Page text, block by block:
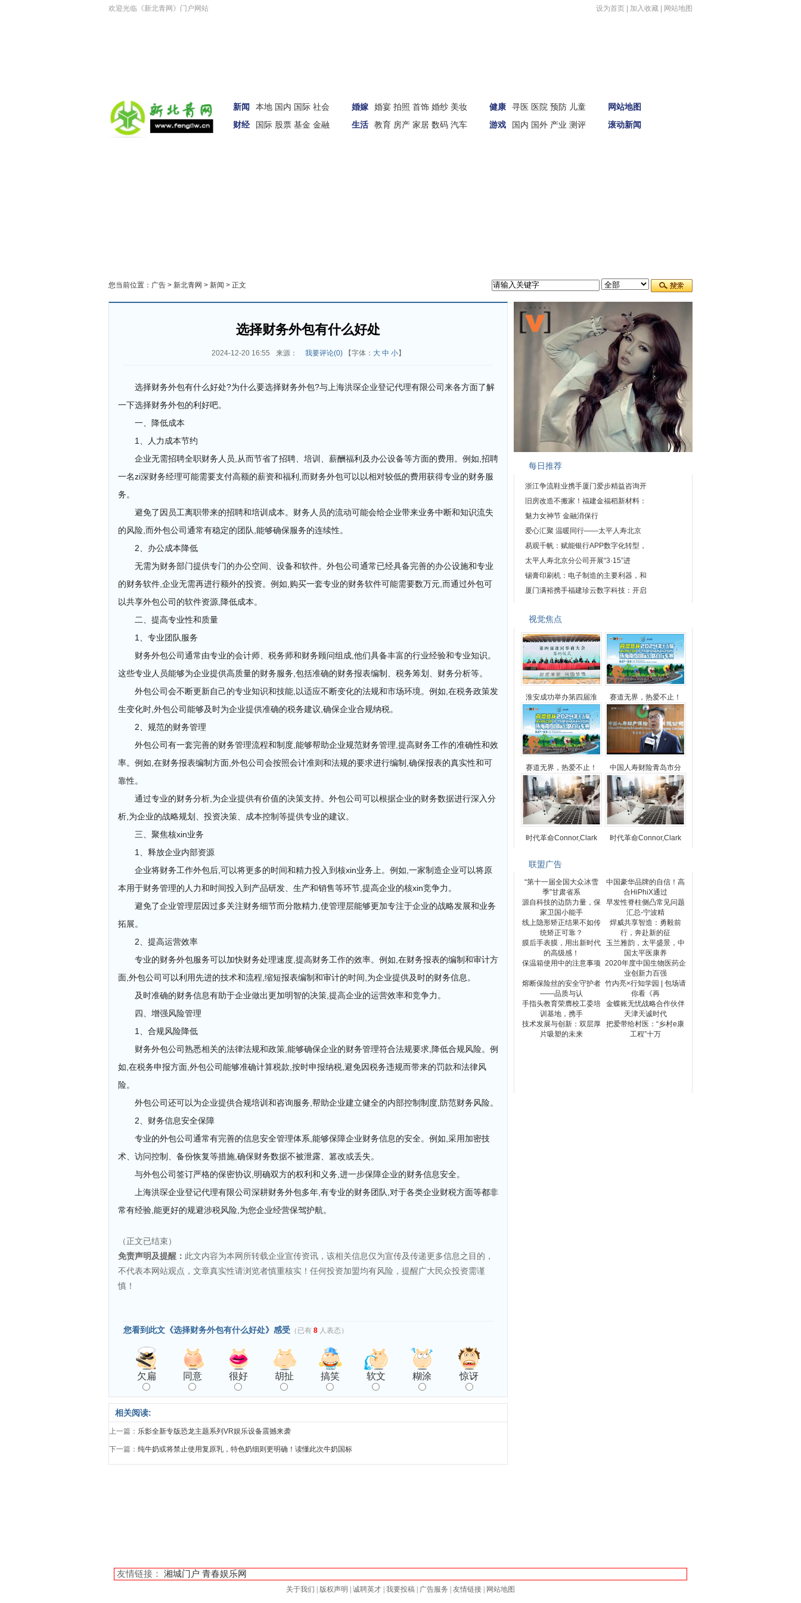
欢迎光临《新北青网》门户网站 设为首页 加入收藏 网站地图
新闻 本地 国内 国际 社会
财经
国际 股票 基金 金融
婚嫁 婚宴 拍照 首饰 婚纱 美妆
生活
教育 房产 家居 数码 汽车
健康 寻医 医院 预防 儿童
游戏
国内 国外 产业 测评
网站地图
滚动新闻
您当前位置： 广告 > 新北青网 > 新闻 > 正文
选择财务外包有什么好处
2024-12-20 16:55 来源： 我要评论(0)【字体： 大 中 小】
选择财务外包有什么好处?为什么要选择财务外包?与上海洪琛企业登记代理有限公司来各方面了解
一下选择财务外包的利好吧。
一、降低成本
1、人力成本节约
企业无需招聘全职财务人员,从而节省了招聘、培训、薪酬福利及办公设备等方面的费用。例如,招聘
一名zi深财务经理可能需要支付高额的薪资和福利,而财务外包可以以相对较低的费用获得专业的财务服
务。
避免了因员工离职带来的招聘和培训成本。财务人员的流动可能会给企业带来业务中断和知识流失
的风险,而外包公司通常有稳定的团队,能够确保服务的连续性。
2、办公成本降低
无需为财务部门提供专门的办公空间、设备和软件。外包公司通常已经具备完善的办公设施和专业
的财务软件,企业无需再进行额外的投资。例如,购买一套专业的财务软件可能需要数万元,而通过外包可
以共享外包公司的软件资源,降低成本。
二、提高专业性和质量
1、专业团队服务
财务外包公司通常由专业的会计师、税务师和财务顾问组成,他们具备丰富的行业经验和专业知识。
这些专业人员能够为企业提供高质量的财务服务,包括准确的财务报表编制、税务筹划、财务分析等。
外包公司会不断更新自己的专业知识和技能,以适应不断变化的法规和市场环境。例如,在税务政策发
生变化时,外包公司能够及时为企业提供准确的税务建议,确保企业合规纳税。
2、规范的财务管理
外包公司有一套完善的财务管理流程和制度,能够帮助企业规范财务管理,提高财务工作的准确性和效
率。例如,在财务报表编制方面,外包公司会按照会计准则和法规的要求进行编制,确保报表的真实性和可
靠性。
通过专业的财务分析,为企业提供有价值的决策支持。外包公司可以根据企业的财务数据进行深入分
析,为企业的战略规划、投资决策、成本控制等提供专业的建议。
三、聚焦核xin业务
1、释放企业内部资源
企业将财务工作外包后,可以将更多的时间和精力投入到核xin业务上。例如,一家制造企业可以将原
本用于财务管理的人力和时间投入到产品研发、生产和销售等环节,提高企业的核xin竞争力。
避免了企业管理层因过多关注财务细节而分散精力,使管理层能够更加专注于企业的战略发展和业务
拓展。
2、提高运营效率
专业的财务外包服务可以加快财务处理速度,提高财务工作的效率。例如,在财务报表的编制和审计方
面,外包公司可以利用先进的技术和流程,缩短报表编制和审计的时间,为企业提供及时的财务信息。
及时准确的财务信息有助于企业做出更加明智的决策,提高企业的运营效率和竞争力。
四、增强风险管理
1、合规风险降低
财务外包公司熟悉相关的法律法规和政策,能够确保企业的财务管理符合法规要求,降低合规风险。例
如,在税务申报方面,外包公司能够准确计算税款,按时申报纳税,避免因税务违规而带来的罚款和法律风
险。
外包公司还可以为企业提供合规培训和咨询服务,帮助企业建立健全的内部控制制度,防范财务风险。
2、财务信息安全保障
专业的外包公司通常有完善的信息安全管理体系,能够保障企业财务信息的安全。例如,采用加密技
术、访问控制、备份恢复等措施,确保财务数据不被泄露、篡改或丢失。
与外包公司签订严格的保密协议,明确双方的权利和义务,进一步保障企业的财务信息安全。
上海洪琛企业登记代理有限公司深耕财务外包多年,有专业的财务团队,对于各类企业财税方面等都非
常有经验,能更好的规避涉税风险,为您企业经营保驾护航。
（正文已结束）
免责声明及提醒： 此文内容为本网所转载企业宣传资讯，该相关信息仅为宣传及传递更多信息之目的，
不代表本网站观点，文章真实性请浏览者慎重核实！任何投资加盟均有风险，提醒广大民众投资需谨
慎！
您看到此文《选择财务外包有什么好处》感受 （已有 8 人表态）
欠扁 同意 很好 胡扯 搞笑 软文 糊涂 惊讶
相关阅读:
上一篇： 乐影全新专版恐龙主题系列VR娱乐设备震撼来袭
下一篇： 纯牛奶或将禁止使用复原乳，特色奶细则更明确！读懂此次牛奶国标
每日推荐
浙江争流鞋业携手厦门爱步精益咨询开
旧房改造不搬家！福建金福稻新材料：
魅力女神节 金融消保行
爱心汇聚 温暖同行——太平人寿北京
易观千帆：赋能银行APP数字化转型，
太平人寿北京分公司开展“3·15”进
锡膏印刷机：电子制造的主要利器，和
厦门满裕携手福建珍云数字科技：开启
视觉焦点
淮安成功举办第四届淮 赛道无界，热爱不止！
赛道无界，热爱不止！ 中国人寿财险青岛市分
时代革命Connor,Clark 时代革命Connor,Clark
联盟广告
“第十一届全国大众冰雪
季”甘肃省系
中国豪华品牌的自信！高
合HiPhiX通过
源自科技的边防力量，保
家卫国小能手
早发性脊柱侧凸常见问题
汇总-宁波精
线上隐形矫正结果不如传
统矫正可靠？
焊威共享智造：勇毅前
行，奔赴新的征
膜后手表膜，用出新时代
的高级感！
玉兰雅韵，太平盛景，中
国太平医康养
保温箱使用中的注意事项 2020年度中国生物医药企
业创新力百强
熔断保险丝的安全守护者
——品质与认
竹内亮×行知学园 | 包场请
你看《再
手指头教育荣膺校工委培
训基地，携手
金蝶账无忧战略合作伙伴
天津天诚时代
技术发展与创新：双层厚
片吸塑的未来
把爱带给村医：“乡村e康
工程”十万
友情链接： 湘城门户 青春娱乐网
关于我们 版权声明 诚聘英才 我要投稿 广告服务 友情链接 网站地图